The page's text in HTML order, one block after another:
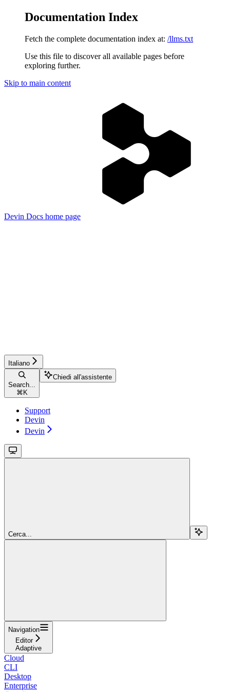
Documentation Index
Fetch the complete documentation index at: /llms.txt
Use this file to discover all available pages before
exploring further.
Skip to main content
Devin Docs home page
Italiano
Search...
⌘ K
Chiedi all'assistente
Support
Devin
Devin
Cerca...
Navigation
Editor
Adaptive
Cloud
CLI
Desktop
Enterprise